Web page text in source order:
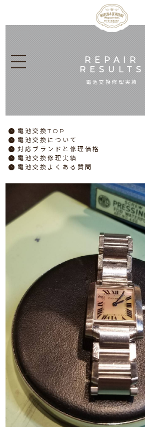
REPAIR
RESULTS
電池交換修理実績
電池交換TOP
電池交換 について
対応ブランドと修理価格
電池交換修理実績
電池交換 よくある質問